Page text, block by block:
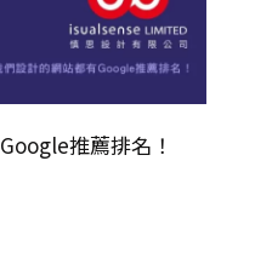
推薦排名！